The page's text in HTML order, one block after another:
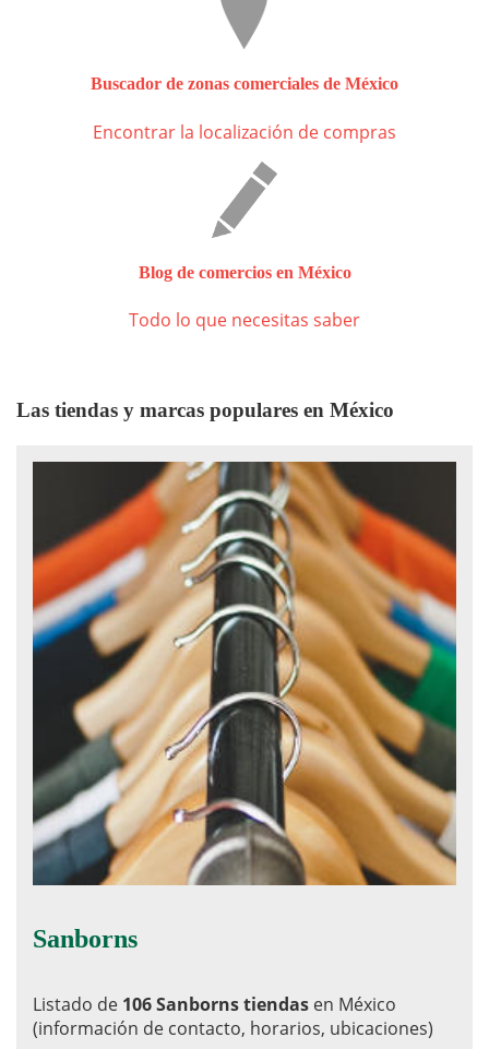
Buscador de zonas comerciales de México
Encontrar la localización de compras
Blog de comercios en México
Todo lo que necesitas saber
Las tiendas y marcas populares en México
Sanborns
Listado de 106 Sanborns tiendas en México
(información de contacto, horarios, ubicaciones)